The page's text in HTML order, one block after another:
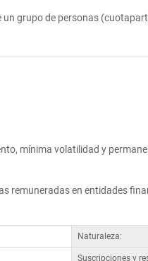
grupo de personas
mínima volatilidad y
remuneradas en entidades
Naturaleza:
Suscripciones y